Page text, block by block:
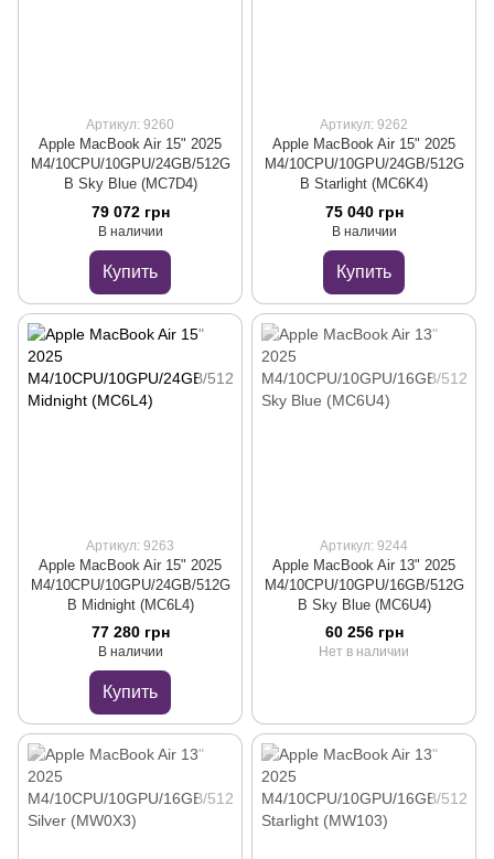
Артикул: 9260
Apple MacBook Air 15" 2025
M4/10CPU/10GPU/24GB/512G
B Sky Blue (MC7D4)
79 072 грн
В наличии
Купить
Артикул: 9262
Apple MacBook Air 15" 2025
M4/10CPU/10GPU/24GB/512G
B Starlight (MC6K4)
75 040 грн
В наличии
Купить
Артикул: 9263
Apple MacBook Air 15" 2025
M4/10CPU/10GPU/24GB/512G
B Midnight (MC6L4)
77 280 грн
В наличии
Купить
Артикул: 9244
Apple MacBook Air 13" 2025
M4/10CPU/10GPU/16GB/512G
B Sky Blue (MC6U4)
60 256 грн
Нет в наличии